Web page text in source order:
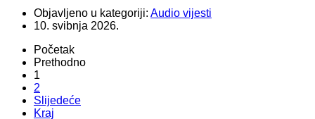
Objavljeno u kategoriji: Audio vijesti
10. svibnja 2026.
Početak
Prethodno
1
2
Slijedeće
Kraj